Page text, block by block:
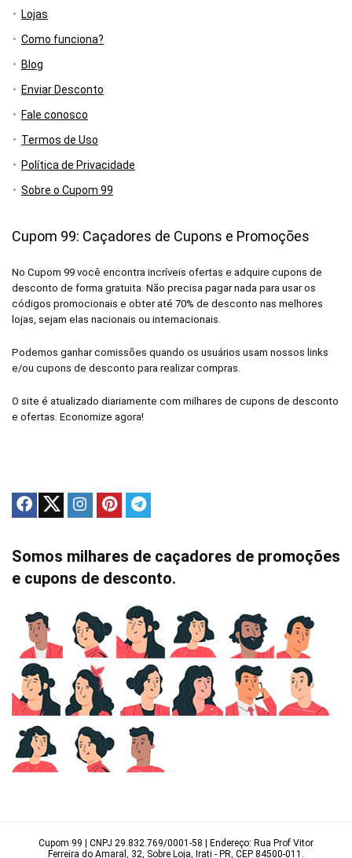
Lojas
Como funciona?
Blog
Enviar Desconto
Fale conosco
Termos de Uso
Política de Privacidade
Sobre o Cupom 99
Cupom 99: Caçadores de Cupons e Promoções
No Cupom 99 você encontra incríveis ofertas e adquire cupons de
desconto de forma gratuita. Não precisa pagar nada para usar os
códigos promocionais e obter até 70% de desconto nas melhores
lojas, sejam elas nacionais ou internacionais.
Podemos ganhar comissões quando os usuários usam nossos links
e/ou cupons de desconto para realizar compras.
O site é atualizado diariamente com milhares de cupons de desconto
e ofertas. Economize agora!
Somos milhares de caçadores de promoções
e cupons de desconto.
Cupom 99 | CNPJ 29.832.769/0001-58 | Endereço: Rua Prof Vitor
Ferreira do Amaral, 32, Sobre Loja, Irati - PR, CEP 84500-011.